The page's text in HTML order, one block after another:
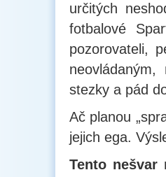
určitých
fotbalové
pozorovateli,
stezky a pád
Ač planou
jejich ega.
Tento nešvar